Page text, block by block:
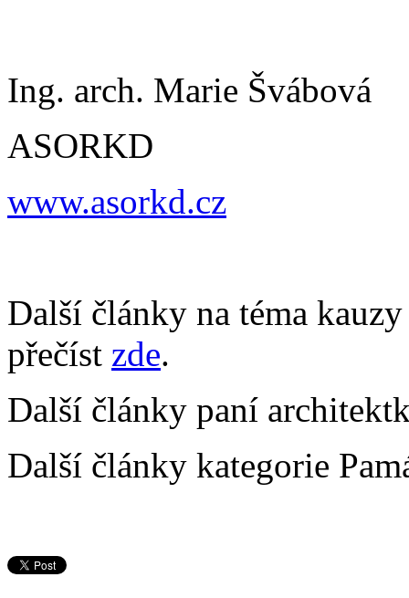
Ing. arch. Marie Švábová
ASORKD
www.asorkd.cz
Další články na téma
přečíst zde.
Další články paní
Další články kategorie